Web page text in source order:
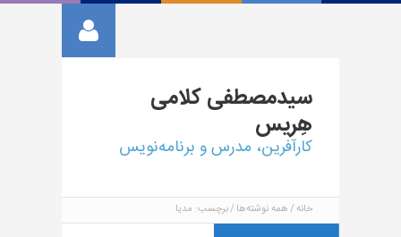
سیدمصطفیکلامی
هِریس
کارآفرین، مدرس و برنامه‌نویس
خانه همه نوشته‌ها برچسب: مدیا